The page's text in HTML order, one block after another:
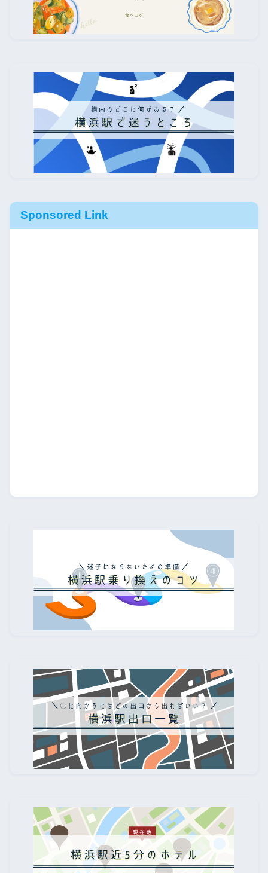
Sponsored Link